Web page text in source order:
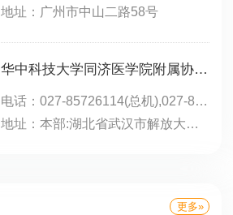
地址：广州市中山二路58号
华中科技大学同济医学院附属协和医院
电话：027-85726114(总机),027-85726754(咨询)
地址：本部:湖北省武汉市解放大道1277号;西院:湖北省武汉经济技术开发区神龙大道58号;肿瘤中心:武汉市江汉区邬家墩156号
更多»